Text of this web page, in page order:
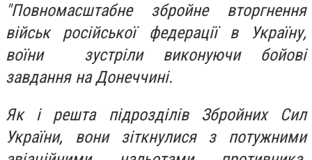
"Повномасштабне збройне вторгнення
військ російської федерації в Україну,
воїни зустріли виконуючи бойові
завдання на Донеччині.
Як і решта підрозділів Збройних Сил
України, вони зіткнулися з потужними